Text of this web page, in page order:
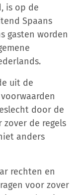
is op de
Spaans
gasten worden
uit de
door de
zover de regels
anders
rechten en
voor zover